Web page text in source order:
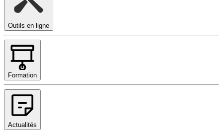
Outils en ligne
Formation
Actualités